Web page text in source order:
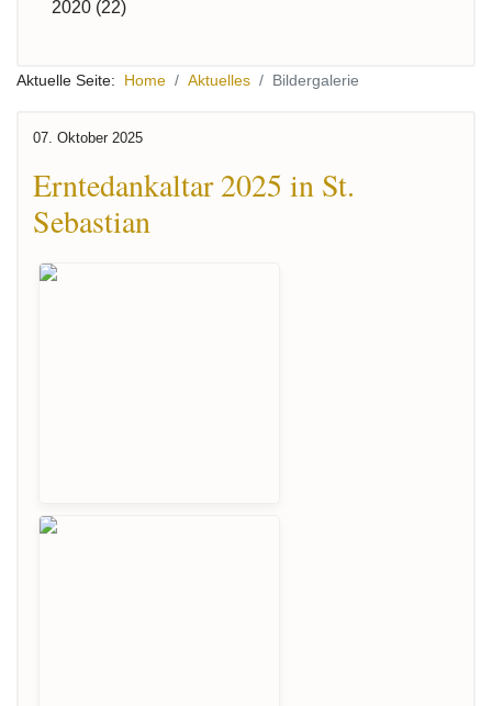
2020 (22)
Aktuelle Seite: Home Aktuelles Bildergalerie
07. Oktober 2025
Erntedankaltar 2025 in St.
Sebastian